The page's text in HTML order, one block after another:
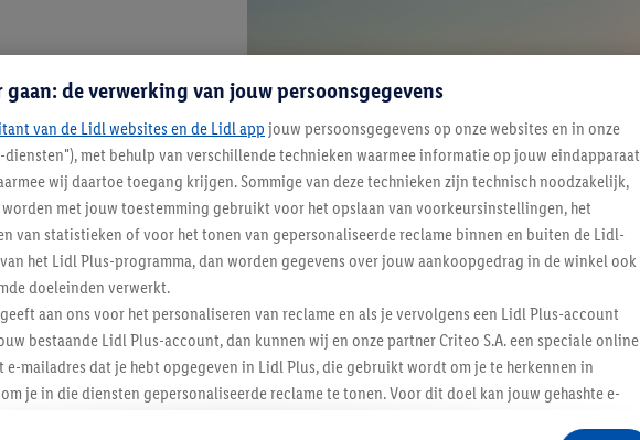
de verwerking van jouw persoonsgegevens
van de Lidl websites en de Lidl app jouw persoonsgegevens op onze websites en in onze
met behulp van verschillende technieken waarmee informatie op jouw eindapparaat
wij daartoe toegang krijgen. Sommige van deze technieken zijn technisch noodzakelijk,
met jouw toestemming gebruikt voor het opslaan van voorkeursinstellingen, het
van statistieken of voor het tonen van gepersonaliseerde reclame binnen en buiten de Lidl-
het Lidl Plus-programma, dan worden gegevens over jouw aankoopgedrag in de winkel ook
doeleinden verwerkt.
aan ons voor het personaliseren van reclame en als je vervolgens een Lidl Plus-account
bestaande Lidl Plus-account, dan kunnen wij en onze partner Criteo S.A. een speciale online
mailadres dat je hebt opgegeven in Lidl Plus, die gebruikt wordt om je te herkennen in
je in die diensten gepersonaliseerde reclame te tonen. Voor dit doel kan jouw gehashte e-